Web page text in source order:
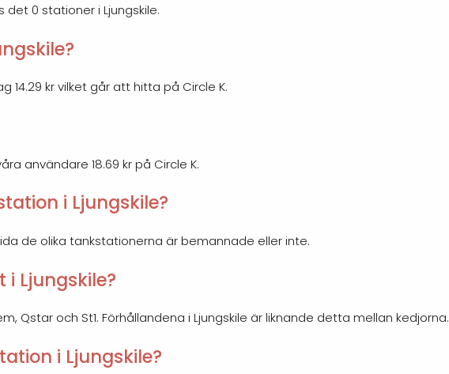
det 0 stationer i Ljungskile.
14.29 kr vilket går att hitta på Circle K.
användare 18.69 kr på Circle K.
i Ljungskile?
de olika tankstationerna är bemannade eller inte.
Ljungskile?
Qstar och St1. Förhållandena i Ljungskile är liknande detta mellan kedjorna.
i Ljungskile?